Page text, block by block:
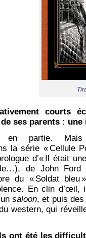
courts
ses parents :
en partie.
la série « Cellule
d’« Il était
de John
du « Soldat
En clin
unsaloon, et puis
western, qui
ont été les